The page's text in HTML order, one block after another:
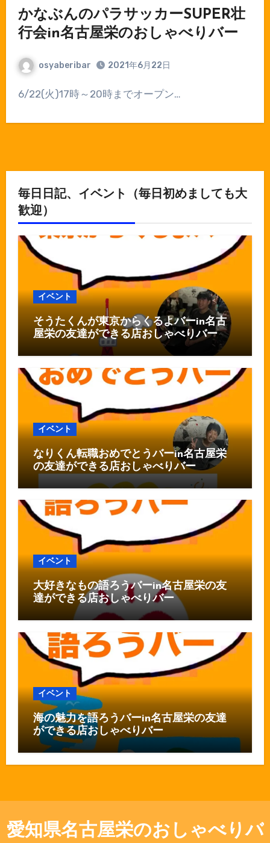
かなぶんのパラサッカーSUPER壮
行会in名古屋栄のおしゃべりバー
osyaberibar 2021年6月22日
6/22(火)17時～20時までオープン…
毎日日記、イベント（毎日初めましても大
歓迎）
イベント
そうたくんが東京からくるよバーin名古
屋栄の友達ができる店おしゃべりバー
イベント
なりくん転職おめでとうバーin名古屋栄
の友達ができる店おしゃべりバー
イベント
大好きなもの語ろうバーin名古屋栄の友
達ができる店おしゃべりバー
イベント
海の魅力を語ろうバーin名古屋栄の友達
ができる店おしゃべりバー
愛知県名古屋栄のおしゃべりバ